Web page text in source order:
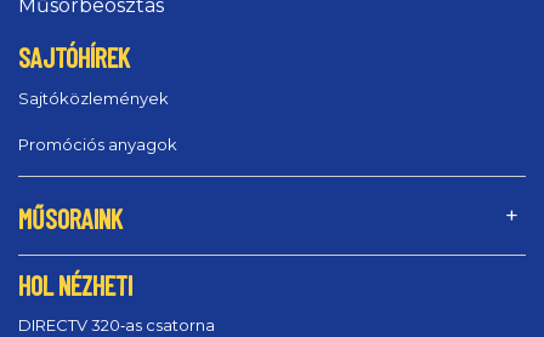
Műsorbeosztás
SAJTÓHÍREK
Sajtóközlemények
Promóciós anyagok
MŰSORAINK
HOL NÉZHETI
DIRECTV 320‑as csatorna